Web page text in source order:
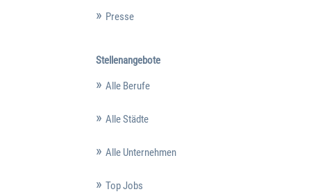
Presse
Stellenangebote
Alle Berufe
Alle Städte
Alle Unternehmen
Top Jobs